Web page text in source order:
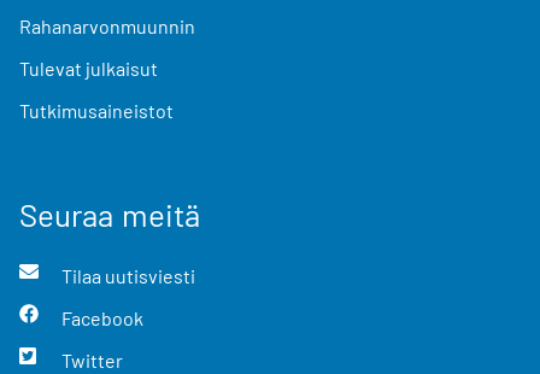
Rahanarvonmuunnin
Tulevat julkaisut
Tutkimusaineistot
Seuraa meitä
Tilaa uutisviesti
Facebook
Twitter